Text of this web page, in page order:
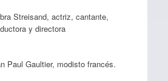
Streisand, actriz, cantante,
y directora
Paul Gaultier, modisto francés.